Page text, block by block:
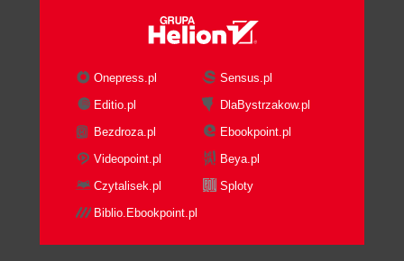
Onepress.pl
Sensus.pl
Editio.pl
DlaBystrzakow.pl
Bezdroza.pl
Ebookpoint.pl
Videopoint.pl
Beya.pl
Czytalisek.pl
Sploty
Biblio.Ebookpoint.pl